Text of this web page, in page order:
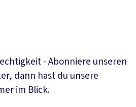
- Abonniere unseren
dann hast du unsere
im Blick.